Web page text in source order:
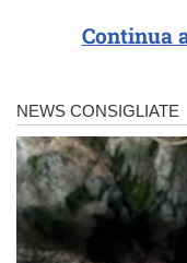
Continua